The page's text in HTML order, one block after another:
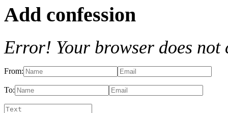
Add confession
Error! Your browser does not
From:
To: